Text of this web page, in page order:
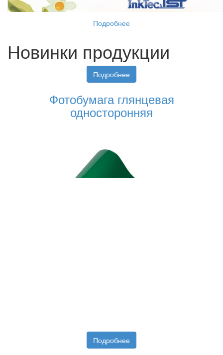
Подробнее
Новинки продукции
Подробнее
Фотобумага глянцевая
односторонняя
Подробнее